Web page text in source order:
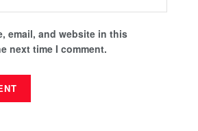
email, and website in this
next time I comment.